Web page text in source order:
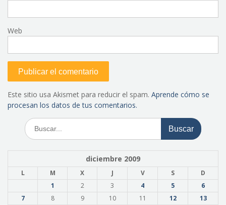
Web
Este sitio usa Akismet para reducir el spam. Aprende cómo se
procesan los datos de tus comentarios.
Buscar:
diciembre 2009
L M X J V S
D
1
2 3 4 5
6
7
8 9 10 11 12
13